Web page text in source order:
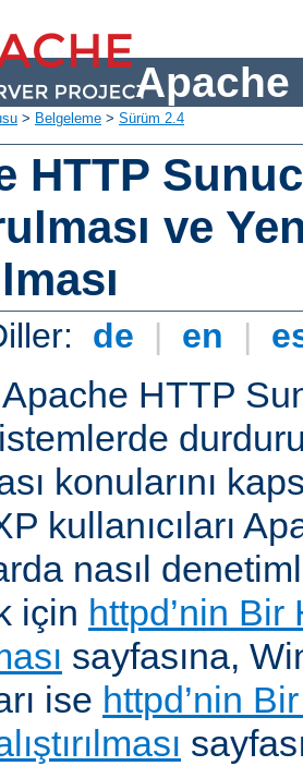
Apache
> Belgeleme > Sürüm 2.4
HTTP
ve
de | en |
HTTP
konularını
kullanıcıları
nasıl
için httpd’nin
sayfasına,
ise httpd’nin